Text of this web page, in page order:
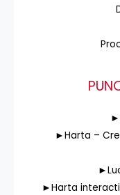
►Harta –
►Harta